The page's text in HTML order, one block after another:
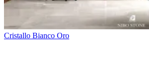
Cristallo Bianco Oro